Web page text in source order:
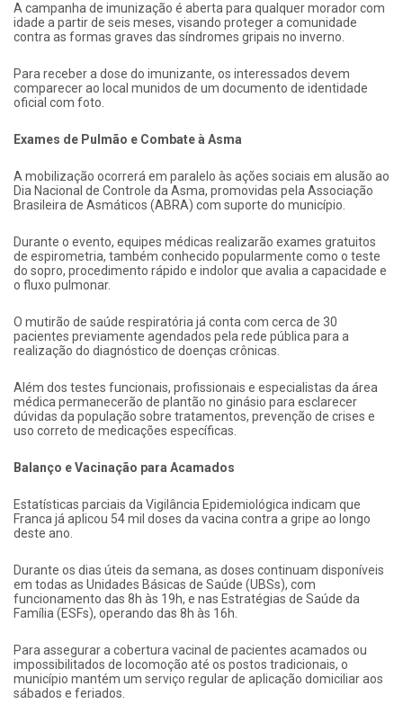
A campanha de imunização é aberta para qualquer morador com
idade a partir de seis meses, visando proteger a comunidade
contra as formas graves das síndromes gripais no inverno.
Para receber a dose do imunizante, os interessados devem
comparecer ao local munidos de um documento de identidade
oficial com foto.
Exames de Pulmão e Combate à Asma
A mobilização ocorrerá em paralelo às ações sociais em alusão ao
Dia Nacional de Controle da Asma, promovidas pela Associação
Brasileira de Asmáticos (ABRA) com suporte do município.
Durante o evento, equipes médicas realizarão exames gratuitos
de espirometria, também conhecido popularmente como o teste
do sopro, procedimento rápido e indolor que avalia a capacidade e
o fluxo pulmonar.
O mutirão de saúde respiratória já conta com cerca de 30
pacientes previamente agendados pela rede pública para a
realização do diagnóstico de doenças crônicas.
Além dos testes funcionais, profissionais e especialistas da área
médica permanecerão de plantão no ginásio para esclarecer
dúvidas da população sobre tratamentos, prevenção de crises e
uso correto de medicações específicas.
Balanço e Vacinação para Acamados
Estatísticas parciais da Vigilância Epidemiológica indicam que
Franca já aplicou 54 mil doses da vacina contra a gripe ao longo
deste ano.
Durante os dias úteis da semana, as doses continuam disponíveis
em todas as Unidades Básicas de Saúde (UBSs), com
funcionamento das 8h às 19h, e nas Estratégias de Saúde da
Família (ESFs), operando das 8h às 16h.
Para assegurar a cobertura vacinal de pacientes acamados ou
impossibilitados de locomoção até os postos tradicionais, o
município mantém um serviço regular de aplicação domiciliar aos
sábados e feriados.